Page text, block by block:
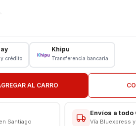
EN TIENDA
y crédito
Khipu
Transferencia bancaria
AL CARRO
Santiago
Envíos a todo
Vía Bluexpress